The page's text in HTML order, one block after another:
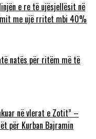
e re të ujësjellësit në
me ujë rritet mbi 40%
natës për ritëm më të
në vlerat e Zotit” –
për Kurban Bajramin